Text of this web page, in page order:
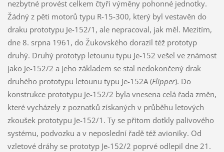
nezbytné provést celkem čtyři výměny pohonné jednotky.
Žádný z pěti motorů typu R-15-300, který byl vestavěn do
draku prototypu Je-152/1, ale nepracoval, jak měl. Mezitím,
dne 8. srpna 1961, do Žukovského dorazil též prototyp
druhý. Druhý prototyp letounu typu Je-152 vešel ve známost
jako Je-152/2 a jeho základem se stal nedokončený drak
druhého prototypu letounu typu Je-152A (Flipper). Do
konstrukce prototypu Je-152/2 byla vnesena celá řada změn,
které vycházely z poznatků získaných v průběhu letových
zkoušek prototypu Je-152/1. Ty se přitom dotkly palivového
systému, podvozku a v neposlední řadě též avioniky. Od
vzletové dráhy se prototyp Je-152/2 poprvé odlepil dne 21.